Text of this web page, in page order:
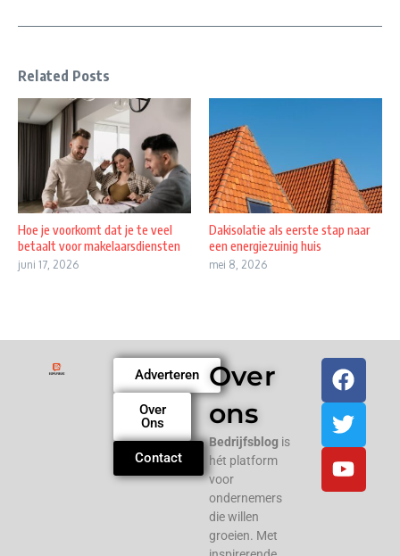
Related Posts
Hoe je voorkomt dat je te veel
betaalt voor makelaarsdiensten
juni 17, 2026
Dakisolatie als eerste stap naar
een energiezuinig huis
mei 8, 2026
Adverteren
Over
Ons
Contact
Over
ons
Bedrijfsblog is
hét platform
voor
ondernemers
die willen
groeien. Met